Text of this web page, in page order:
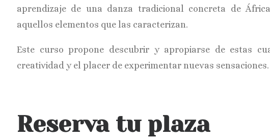
aprendizaje de una danza tradicional concreta de
aquellos elementos que las caracterizan.
Este curso propone descubrir y apropiarse de estas
creatividad y el placer de experimentar nuevas sensaciones.
Reserva tu plaza